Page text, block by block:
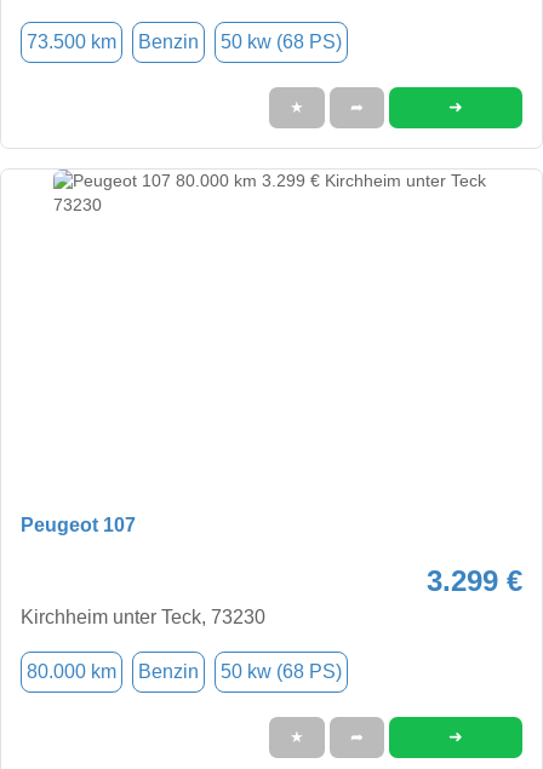
73.500 km Benzin 50 kw (68 PS)
★ ➦ ➜
Peugeot 107
3.299 €
Kirchheim unter Teck, 73230
80.000 km Benzin 50 kw (68 PS)
★ ➦ ➜